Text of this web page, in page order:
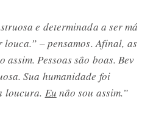
e determinada a ser má
louca.” –pensamos. Afinal, as
assim. Pessoas são boas. Bev
Sua humanidade foi
loucura. Eu não sou assim.”